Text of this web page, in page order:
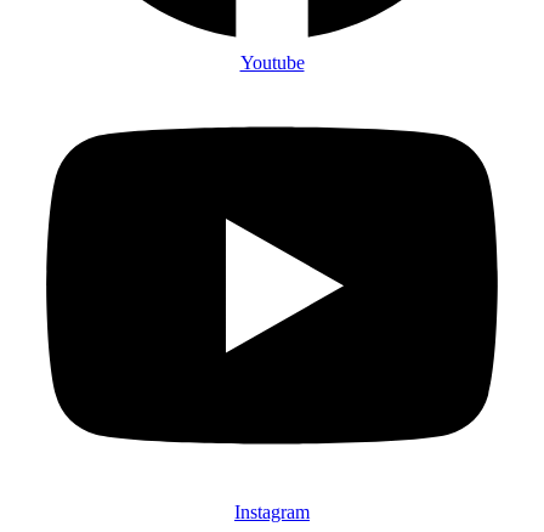
Youtube
Instagram